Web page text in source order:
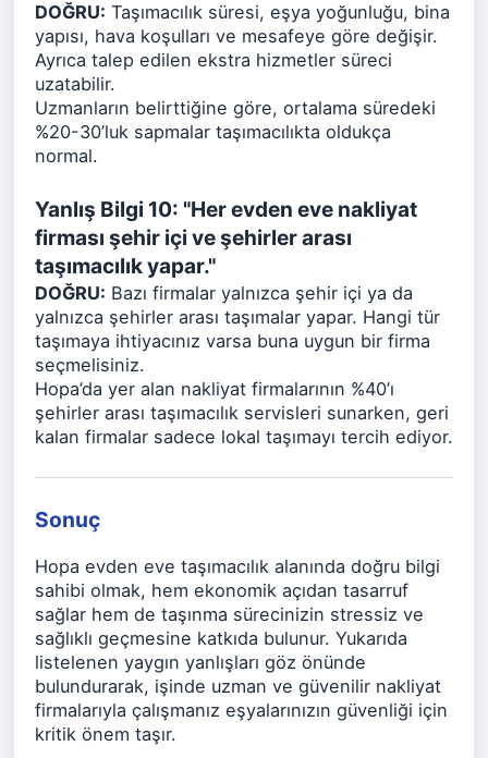
DOĞRU: Taşımacılık süresi, eşya yoğunluğu, bina
yapısı, hava koşulları ve mesafeye göre değişir.
Ayrıca talep edilen ekstra hizmetler süreci
uzatabilir.
Uzmanların belirttiğine göre, ortalama süredeki
%20-30’luk sapmalar taşımacılıkta oldukça
normal.
Yanlış Bilgi 10: "Her evden eve nakliyat
firması şehir içi ve şehirler arası
taşımacılık yapar."
DOĞRU: Bazı firmalar yalnızca şehir içi ya da
yalnızca şehirler arası taşımalar yapar. Hangi tür
taşımaya ihtiyacınız varsa buna uygun bir firma
seçmelisiniz.
Hopa’da yer alan nakliyat firmalarının %40’ı
şehirler arası taşımacılık servisleri sunarken, geri
kalan firmalar sadece lokal taşımayı tercih ediyor.
Sonuç
Hopa evden eve taşımacılık alanında doğru bilgi
sahibi olmak, hem ekonomik açıdan tasarruf
sağlar hem de taşınma sürecinizin stressiz ve
sağlıklı geçmesine katkıda bulunur. Yukarıda
listelenen yaygın yanlışları göz önünde
bulundurarak, işinde uzman ve güvenilir nakliyat
firmalarıyla çalışmanız eşyalarınızın güvenliği için
kritik önem taşır.